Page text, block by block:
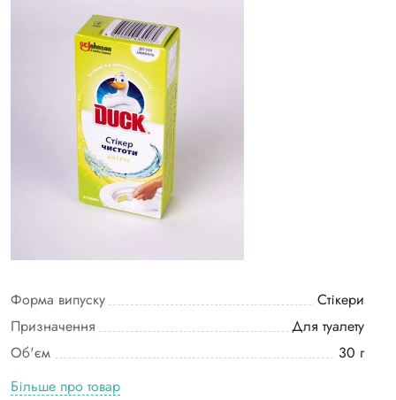
Форма випуску
Стікери
Призначення
Для туалету
Об'єм
30 г
Більше про товар